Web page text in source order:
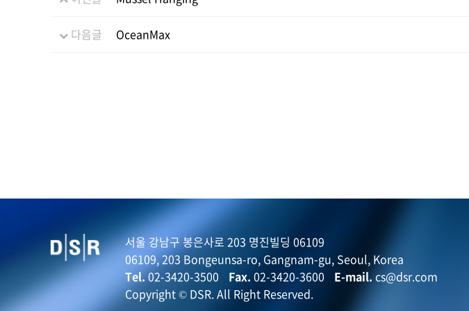
다음글 OceanMax
서울 강남구 봉은사로 203 명진빌딩 06109
06109, 203 Bongeunsa-ro, Gangnam-gu, Seoul, Korea
Tel.02-3420-3500 Fax. 02-3420-3600 E-mail. cs@dsr.com
Copyright © DSR. All Right Reserved.